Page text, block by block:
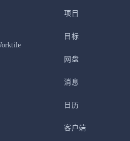
项目
目标
网盘
消息
日历
客户端